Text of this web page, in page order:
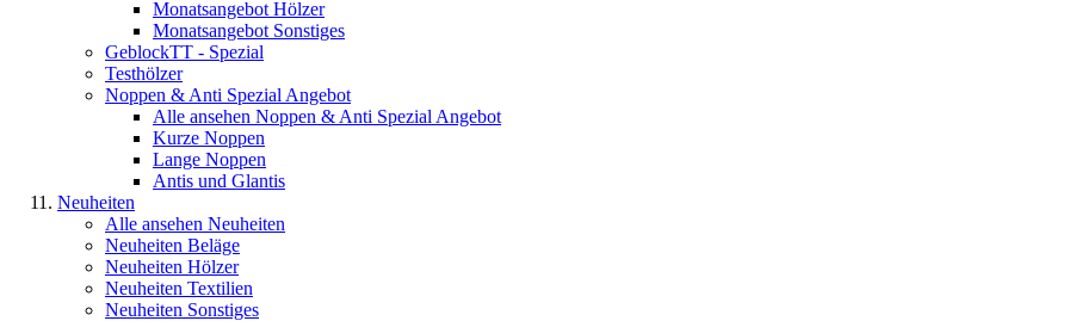
Monatsangebot Hölzer
Monatsangebot Sonstiges
GeblockTT - Spezial
Testhölzer
Noppen & Anti Spezial Angebot
Alle ansehen Noppen & Anti Spezial Angebot
Kurze Noppen
Lange Noppen
Antis und Glantis
Neuheiten
Alle ansehen Neuheiten
Neuheiten Beläge
Neuheiten Hölzer
Neuheiten Textilien
Neuheiten Sonstiges